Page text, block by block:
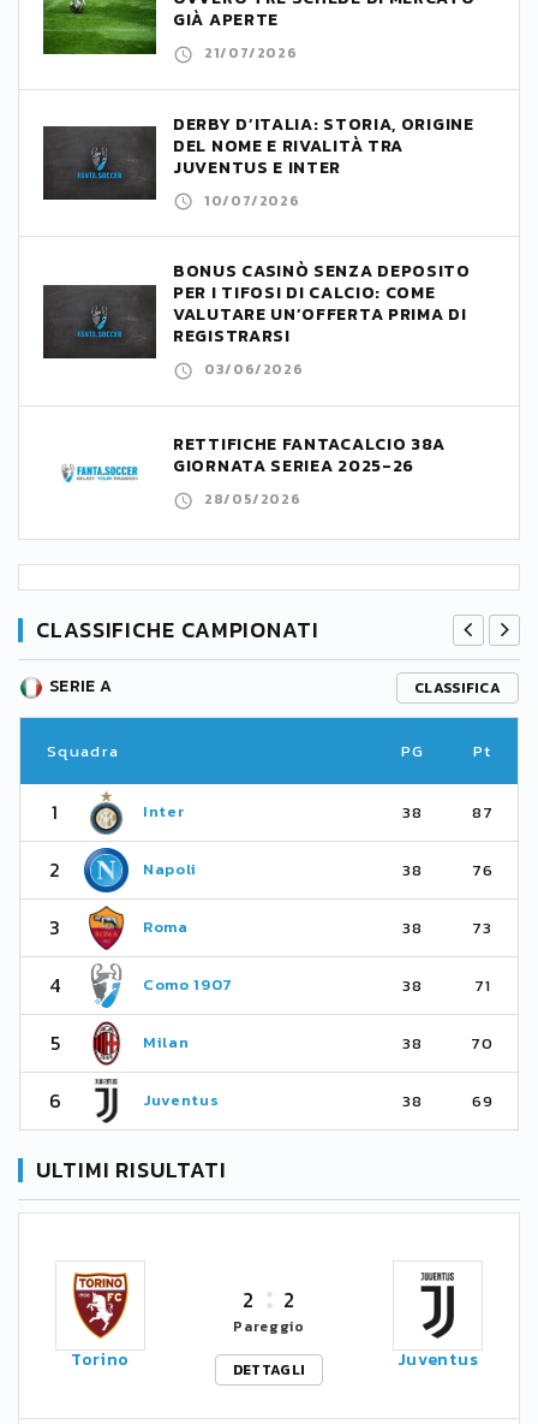
GIÀ APERTE
21/07/2026
DERBY D’ITALIA: STORIA, ORIGINE
DEL NOME E RIVALITÀ TRA
JUVENTUS E INTER
10/07/2026
BONUS CASINÒ SENZA DEPOSITO
PER I TIFOSI DI CALCIO: COME
VALUTARE UN’OFFERTA PRIMA DI
REGISTRARSI
03/06/2026
RETTIFICHE FANTACALCIO 38A
GIORNATA SERIEA 2025-26
28/05/2026
CLASSIFICHE CAMPIONATI
SERIE A CLASSIFICA
Squadra PG Pt
1 Inter 38 87
2 Napoli 38 76
3 Roma 38 73
4 Como 1907 38 71
5 Milan 38 70
6 Juventus 38 69
ULTIMI RISULTATI
Torino
2 2
Pareggio
DETTAGLI
Juventus